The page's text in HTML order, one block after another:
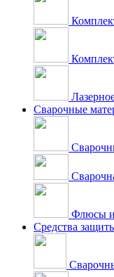
Сварочные
Флюсы
Средства